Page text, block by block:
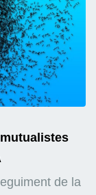
de la